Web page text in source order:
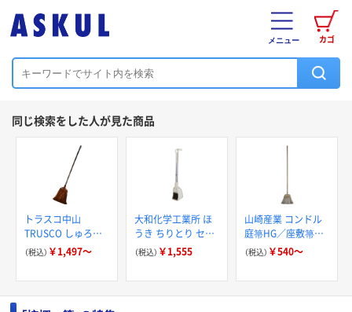
カゴ
メニュー
同じ検索をした人が見た商品
トラスコ中山
TRUSCO しゅろほ
うき
（税込） ￥1,497～
大和化学工業所 ほ
うき ちりとり セッ
ト ベランダ用 伸縮
式 292244 1個（直
（税込） ￥1,555
山崎産業 コンドル
庭箒HG／座敷箒HG
【化繊ほうき】【天然
（税込） ￥540～